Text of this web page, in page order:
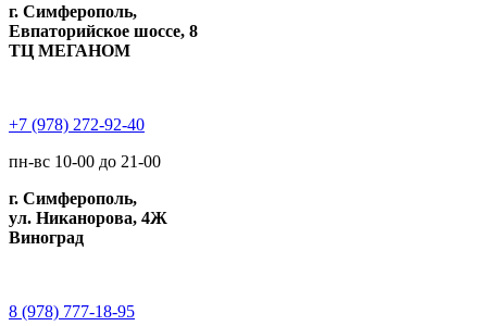
г. Симферополь,
Евпаторийское шоссе, 8
ТЦ МЕГАНОМ
+7 (978) 272-92-40
пн-вс 10-00 до 21-00
г. Симферополь,
ул. Никанорова, 4Ж
Виноград
8 (978) 777-18-95